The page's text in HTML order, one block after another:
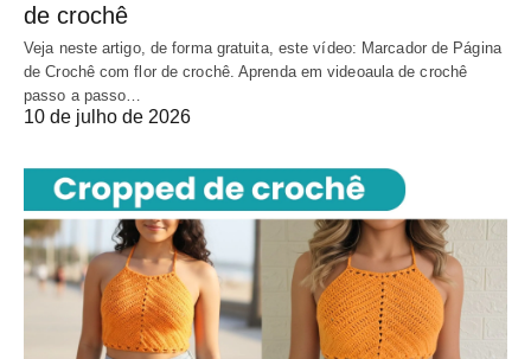
de crochê
Veja neste artigo, de forma gratuita, este vídeo: Marcador de Página
de Crochê com flor de crochê. Aprenda em videoaula de crochê
passo a passo…
10 de julho de 2026